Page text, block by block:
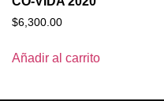
$6,300.00
Añadir al carrito